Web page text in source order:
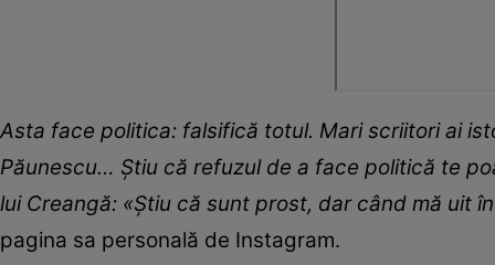
Asta face politica: falsifică totul. Mari scriitori ai
Păunescu… Știu că refuzul de a face politică te
lui Creangă: «Știu că sunt prost, dar când mă uit
pagina sa personală de Instagram.